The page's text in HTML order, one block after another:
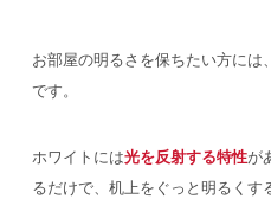
お部屋の明るさを保ちたい方に
です。
ホワイトには光を反射する特性が
るだけで、机上をぐっと明るくす